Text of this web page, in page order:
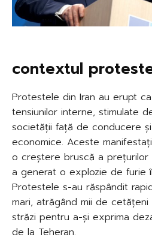
contextul
Protestele din Iran au erupt
tensiunilor interne, stimulate
societății față de conducere
economice. Aceste
o creștere bruscă a prețurilor
a generat o explozie de furie
Protestele s-au răspândit
mari, atrăgând mii de
străzi pentru a-și exprima
de la Teheran.